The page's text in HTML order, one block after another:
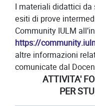
I materiali didattici
esiti di prove
Community IULM
https://
altre informazioni
comunicate dal
ATTIVITA'
PER